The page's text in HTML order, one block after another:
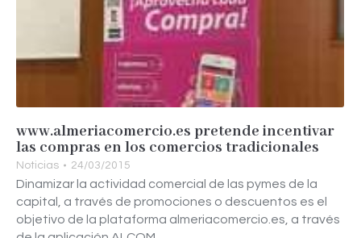
www.almeriacomercio.es pretende incentivar
las compras en los comercios tradicionales
Noticias 24/03/2015
Dinamizar la actividad comercial de las pymes de la
capital, a través de promociones o descuentos es el
objetivo de la plataforma almeriacomercio.es, a través